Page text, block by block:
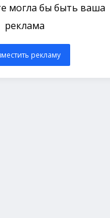
могла бы быть ваша
реклама
рекламу